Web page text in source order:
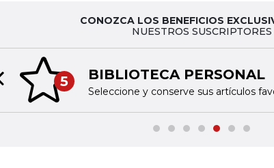
CONOZCA LOS BENEFICIOS
NUESTROS SUSCRIPTORES
5 BIBLIOTECA PERSONAL
Seleccione y conserve sus artículos
slide